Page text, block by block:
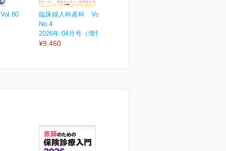
臨床婦人科産科 Vol.80
No.4
2026年 04月号（増刊号）
¥9,460